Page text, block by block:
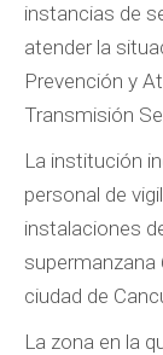
instancias de
atender la
Prevención y
Transmisión
La institución
personal de
instalaciones
supermanzana
ciudad de
La zona en la